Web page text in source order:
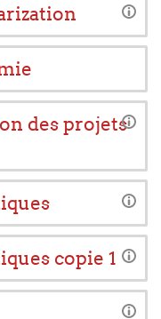
des projets
copie 1